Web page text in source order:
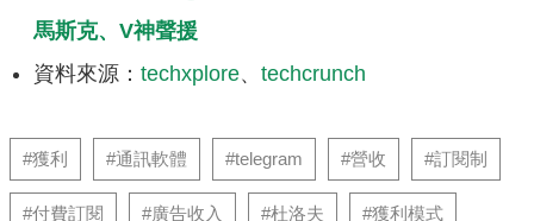
馬斯克、V神聲援
資料來源： techxplore、 techcrunch
#獲利 #通訊軟體 #telegram #營收 #訂閱制
#付費訂閱 #廣告收入 #杜洛夫 #獲利模式